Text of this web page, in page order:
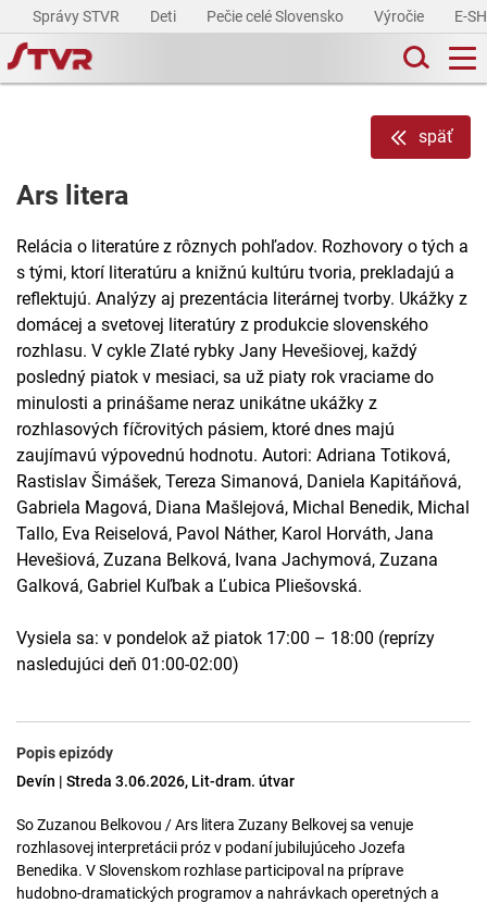
Správy STVR Deti Pečie celé Slovensko Výročie E-
späť
Ars litera
Relácia o literatúre z rôznych pohľadov. Rozhovory o tých a
s tými, ktorí literatúru a knižnú kultúru tvoria, prekladajú a
reflektujú. Analýzy aj prezentácia literárnej tvorby. Ukážky z
domácej a svetovej literatúry z produkcie slovenského
rozhlasu. V cykle Zlaté rybky Jany Hevešiovej, každý
posledný piatok v mesiaci, sa už piaty rok vraciame do
minulosti a prinášame neraz unikátne ukážky z
rozhlasových fíčrovitých pásiem, ktoré dnes majú
zaujímavú výpovednú hodnotu. Autori: Adriana Totiková,
Rastislav Šimášek, Tereza Simanová, Daniela Kapitáňová,
Gabriela Magová, Diana Mašlejová, Michal Benedik, Michal
Tallo, Eva Reiselová, Pavol Náther, Karol Horváth, Jana
Hevešiová, Zuzana Belková, Ivana Jachymová, Zuzana
Galková, Gabriel Kuľbak a Ľubica Pliešovská.
Vysiela sa: v pondelok až piatok 17:00 – 18:00 (reprízy
nasledujúci deň 01:00-02:00)
Popis epizódy
Devín | Streda 3.06.2026, Lit-dram. útvar
So Zuzanou Belkovou / Ars litera Zuzany Belkovej sa venuje
rozhlasovej interpretácii próz v podaní jubilujúceho Jozefa
Benedika. V Slovenskom rozhlase participoval na príprave
hudobno-dramatických programov a nahrávkach operetných a